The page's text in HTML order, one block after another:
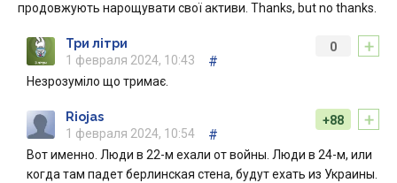
продовжують нарощувати свої активи. Thanks, but no thanks.
+
0
Три літри
1 февраля 2024, 10:43
#
Незрозуміло що тримає.
+
+88
Riojas
1 февраля 2024, 10:54
#
Вот именно. Люди в 22-м ехали от войны. Люди в 24-м, или
когда там падет берлинская стена, будут ехать из Украины.